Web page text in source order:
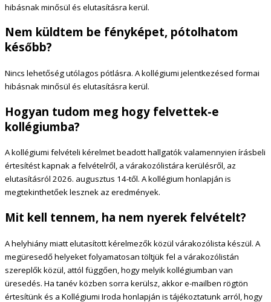
hibásnak minősül és elutasításra kerül.
Nem küldtem be fényképet, pótolhatom
később?
Nincs lehetőség utólagos pótlásra. A kollégiumi jelentkezésed formai
hibásnak minősül és elutasításra kerül.
Hogyan tudom meg hogy felvettek-e
kollégiumba?
A kollégiumi felvételi kérelmet beadott hallgatók valamennyien írásbeli
értesítést kapnak a felvételről, a várakozólistára kerülésről, az
elutasításról 2026. augusztus 14-től. A kollégium honlapján is
megtekinthetőek lesznek az eredmények.
Mit kell tennem, ha nem nyerek felvételt?
A helyhiány miatt elutasított kérelmezők közül várakozólista készül. A
megüresedő helyeket folyamatosan töltjük fel a várakozólistán
szereplők közül, attól függően, hogy melyik kollégiumban van
üresedés. Ha tanév közben sorra kerülsz, akkor e-mailben rögtön
értesítünk és a Kollégiumi Iroda honlapján is tájékoztatunk arról, hogy